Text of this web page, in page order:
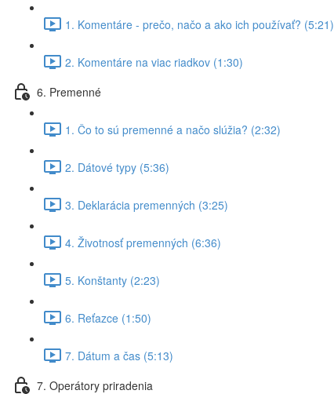
1. Komentáre - prečo, načo a ako ich používať? (5:21)
2. Komentáre na viac riadkov (1:30)
6. Premenné
1. Čo to sú premenné a načo slúžia? (2:32)
2. Dátové typy (5:36)
3. Deklarácia premenných (3:25)
4. Životnosť premenných (6:36)
5. Konštanty (2:23)
6. Reťazce (1:50)
7. Dátum a čas (5:13)
7. Operátory priradenia